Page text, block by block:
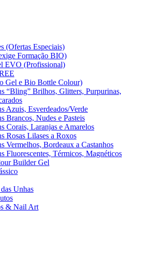
(Ofertas Especiais)
Formação BIO)
EVO (Profissional)
Gel e Bio Bottle Colour)
“Bling” Brilhos, Glitters, Purpurinas,
Azuis, Esverdeados/Verde
Brancos, Nudes e Pasteis
Corais, Laranjas e Amarelos
Rosas Lilases a Roxos
Vermelhos, Bordeaux a Castanhos
Fluorescentes, Térmicos, Magnéticos
Builder Gel
Unhas
& Nail Art